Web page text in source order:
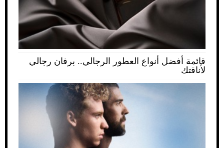
قائمة أفضل أنواع العطور الرجالي.. برفان رجالي
لأناقتك